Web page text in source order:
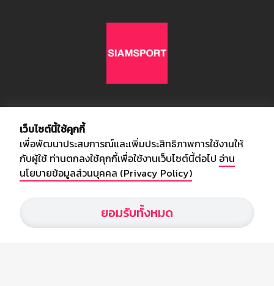
อัพเดทข่าวสารวงการกีฬา ฟุตบอล ผลบอล ผลฟุตบอลทั่วโลก ฟรีเมียร์
ลีก ไทยลีก ฟุตบอลโลก ยูฟ่าแซมเปี้ยนส์ลีก พร้อมทั้งวิเคราะห์บอล จาก
สยามกีฬา สตาร์ชอคเก้อร์ สปอร์ตพูล
เว็บไซต์นี้ใช้คุกกี้
เพื่อพัฒนาประสบการณ์และเพิ่มประสิทธิภาพการใช้งานให้
กับผู้ใช้ ท่านตกลงใช้คุกกี้เพื่อใช้งานเว็บไซต์นี้ต่อไป อ่าน
นโยบายข้อมูลส่วนบุคคล (Privacy Policy)
ยอมรับทั้งหมด